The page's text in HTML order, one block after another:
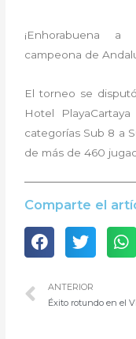
¡Enhorabuena
campeona de
El torneo se
Hotel
categorías Sub 8 a
de más de 460
Comparte el
ANTERIOR